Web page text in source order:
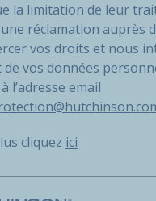
la limitation de leur
réclamation auprès
vos droits et nous
vos données
l’adresse email
cliquez ici